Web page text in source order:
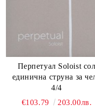
Перпетуал Soloist сол
единична струна за чело
4/4
€103.79
203.00лв.